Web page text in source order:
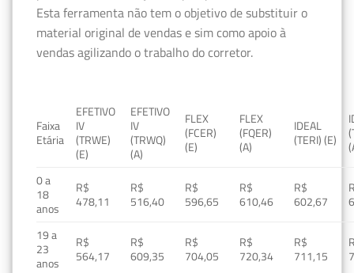
Esta ferramenta não tem o objetivo de substituir o
material original de vendas e sim como apoio à
vendas agilizando o trabalho do corretor.
Faixa
Etária
EFETIVO
IV
(TRWE)
(E)
EFETIVO
IV
(TRWQ)
(A)
FLEX
(FCER)
(E)
FLEX
(FQER)
(A)
IDEAL
(TERI) (E)
0 a
18
anos
R$
478,11
R$
516,40
R$
596,65
R$
610,46
R$
602,67
19 a
23
anos
R$
564,17
R$
609,35
R$
704,05
R$
720,34
R$
711,15